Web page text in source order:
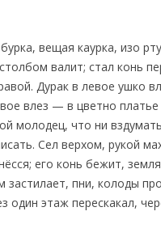
вещая каурка, изо
валит; стал конь
Дурак в левое ушко
влез — в цветно платье
молодец, что ни
Сел верхом, рукой
его конь бежит,
застилает, пни, колоды
один этаж перескакал,